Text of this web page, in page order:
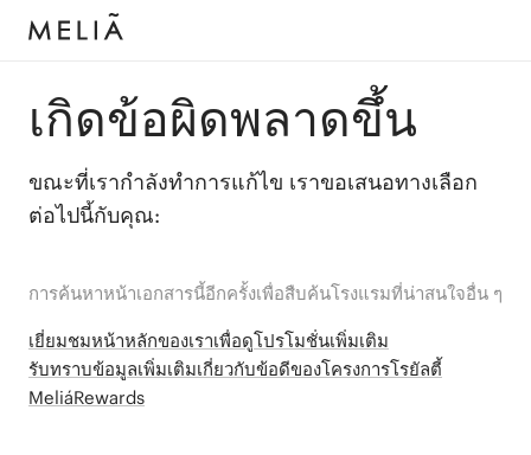
เกิดข้อผิดพลาดขึ้น
ขณะที่เรากำลังทำการแก้ไข เราขอเสนอทางเลือก
ต่อไปนี้กับคุณ:
การค้นหาหน้าเอกสารนี้อีกครั้งเพื่อสืบค้นโรงแรมที่น่าสนใจอื่น ๆ
เยี่ยมชมหน้าหลักของเราเพื่อดูโปรโมชั่นเพิ่มเติม
รับทราบข้อมูลเพิ่มเติมเกี่ยวกับข้อดีของโครงการโรยัลตี้
MeliáRewards